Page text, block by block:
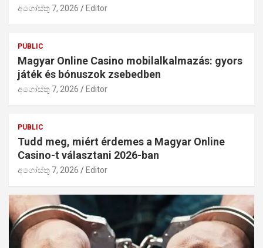
අගෝස්තු 7, 2026 Editor
PUBLIC
Magyar Online Casino mobilalkalmazás: gyors
játék és bónuszok zsebedben
අගෝස්තු 7, 2026 Editor
PUBLIC
Tudd meg, miért érdemes a Magyar Online
Casino-t választani 2026-ban
අගෝස්තු 7, 2026 Editor